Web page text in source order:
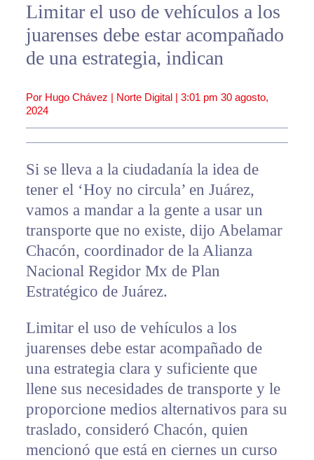
Limitar el uso de vehículos a los
juarenses debe estar acompañado
de una estrategia, indican
Por Hugo Chávez | Norte Digital | 3:01 pm 30 agosto,
2024
Si se lleva a la ciudadanía la idea de
tener el ‘Hoy no circula’ en Juárez,
vamos a mandar a la gente a usar un
transporte que no existe, dijo Abelamar
Chacón, coordinador de la Alianza
Nacional Regidor Mx de Plan
Estratégico de Juárez.
Limitar el uso de vehículos a los
juarenses debe estar acompañado de
una estrategia clara y suficiente que
llene sus necesidades de transporte y le
proporcione medios alternativos para su
traslado, consideró Chacón, quien
mencionó que está en ciernes un curso